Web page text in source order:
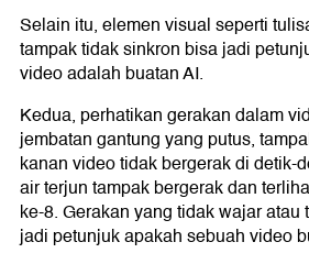
Selain itu, elemen visual seperti
tampak tidak sinkron bisa jadi
video adalah buatan AI.
Kedua, perhatikan gerakan dalam
jembatan gantung yang putus,
kanan video tidak bergerak di detik-
air terjun tampak bergerak dan
ke-8. Gerakan yang tidak wajar
jadi petunjuk apakah sebuah video